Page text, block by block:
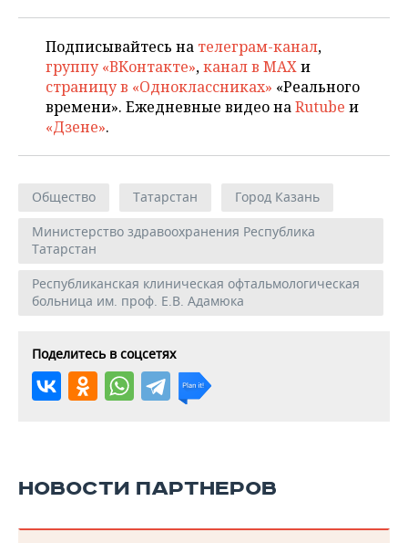
Подписывайтесь на телеграм-канал,
группу «ВКонтакте»,канал в MAXи
страницу в «Одноклассниках» «Реального
времени». Ежедневные видео наRutube и
«Дзене».
Общество Татарстан
Город Казань
Министерство здравоохранения Республика
Татарстан
Республиканская клиническая офтальмологическая
больница им. проф. Е.В. Адамюка
Поделитесь в соцсетях
НОВОСТИ ПАРТНЕРОВ